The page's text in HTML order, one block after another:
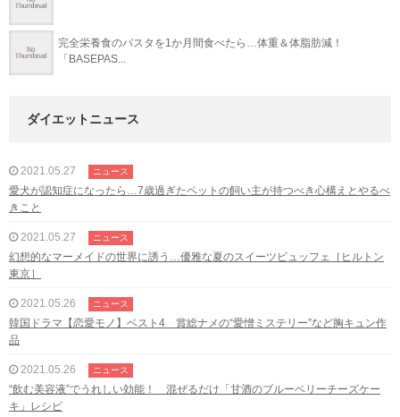
完全栄養食のパスタを1か月間食べたら…体重＆体脂肪減！
「BASEPAS...
ダイエットニュース
2021.05.27 ニュース
愛犬が認知症になったら…7歳過ぎたペットの飼い主が持つべき心構えとやるべ
きこと
2021.05.27 ニュース
幻想的なマーメイドの世界に誘う…優雅な夏のスイーツビュッフェ［ヒルトン
東京］
2021.05.26 ニュース
韓国ドラマ【恋愛モノ】ベスト4 賞総ナメの“愛憎ミステリー”など胸キュン作
品
2021.05.26 ニュース
“飲む美容液”でうれしい効能！ 混ぜるだけ「甘酒のブルーベリーチーズケー
キ」レシピ